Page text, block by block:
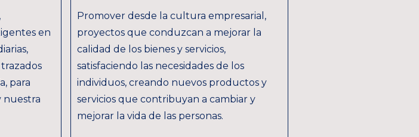
en
para
nuestra
Promover desde la cultura empresarial,
proyectos que conduzcan a mejorar la
calidad de los bienes y servicios,
satisfaciendo las necesidades de los
individuos, creando nuevos productos y
servicios que contribuyan a cambiar y
mejorar la vida de las personas.